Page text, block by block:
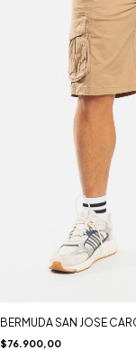
BERMUDA SAN JOSE
$76.900,00